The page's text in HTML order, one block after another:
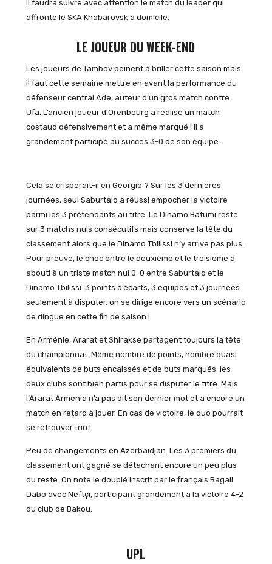
Il faudra suivre avec attention le match du leader qui
affronte le SKA Khabarovsk à domicile.
LE JOUEUR DU WEEK-END
Les joueurs de Tambov peinent à briller cette saison mais
il faut cette semaine mettre en avant la performance du
défenseur central Ade, auteur d’un gros match contre
Ufa. L’ancien joueur d’Orenbourg a réalisé un match
costaud défensivement et a même marqué ! Il a
grandement participé au succès 3-0 de son équipe.
Cela se crisperait-il en Géorgie ? Sur les 3 dernières
journées, seul Saburtalo a réussi empocher la victoire
parmi les 3 prétendants au titre. Le Dinamo Batumi reste
sur 3 matchs nuls consécutifs mais conserve la tête du
classement alors que le Dinamo Tbilissi n’y arrive pas plus.
Pour preuve, le choc entre le deuxième et le troisième a
abouti à un triste match nul 0-0 entre Saburtalo et le
Dinamo Tbilissi. 3 points d’écarts, 3 équipes et 3 journées
seulement à disputer, on se dirige encore vers un scénario
de dingue en cette fin de saison !
En Arménie, Ararat et Shirakse partagent toujours la tête
du championnat. Même nombre de points, nombre quasi
équivalents de buts encaissés et de buts marqués, les
deux clubs sont bien partis pour se disputer le titre. Mais
l’Ararat Armenia n’a pas dit son dernier mot et a encore un
match en retard à jouer. En cas de victoire, le duo pourrait
se retrouver trio !
Peu de changements en Azerbaidjan. Les 3 premiers du
classement ont gagné se détachant encore un peu plus
du reste. On note le doublé inscrit par le français Bagali
Dabo avec Neftçi, participant grandement à la victoire 4-2
du club de Bakou.
UPL